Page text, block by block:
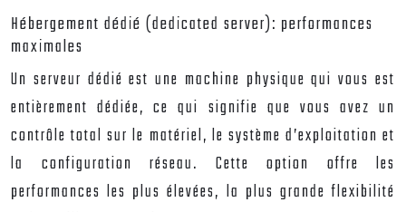
Hébergement dédié (dedicated server): performances
maximales
Un serveur dédié est une machine physique qui vous est
entièrement dédiée, ce qui signifie que vous avez un
contrôle total sur le matériel, le système d’exploitation et
la configuration réseau. Cette option offre les
performances les plus élevées, la plus grande flexibilité